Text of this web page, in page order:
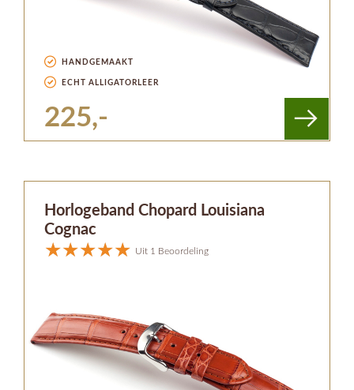
HANDGEMAAKT
ECHT ALLIGATORLEER
225,-
Horlogeband Chopard Louisiana
Cognac
Uit 1 Beoordeling